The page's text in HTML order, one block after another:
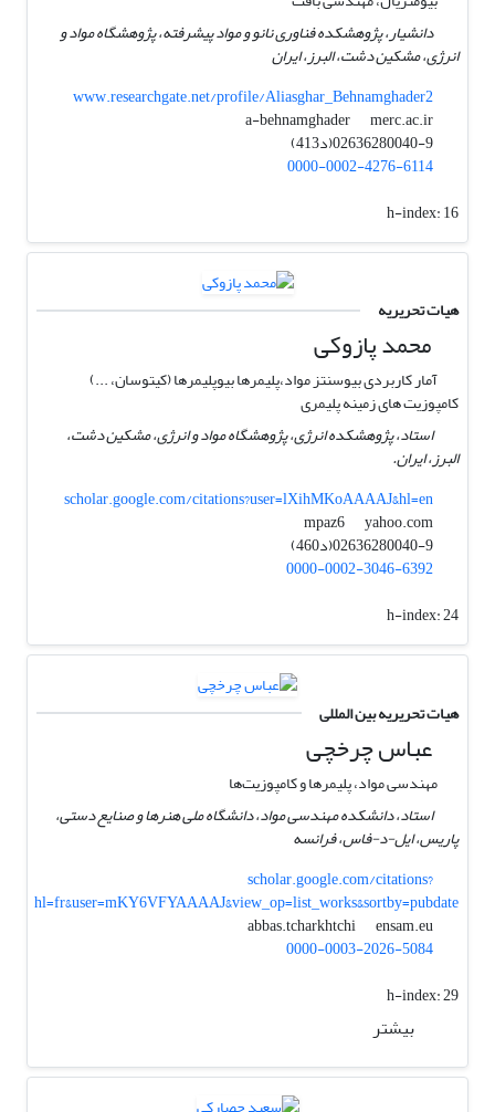
دانشیار، پژوهشکده فناوری نانو و مواد پیشرفته، پژوهشگاه مواد و
انرژی، مشکین دشت، البرز، ایران
www.researchgate.net/profile/Aliasghar_Behnamghader2
a-behnamghader
merc.ac.ir
02636280040-9(د413)
0000-0002-4276-6114
h-index:16
هیات تحریریه
محمد پازوکی
آمار کاربردی بیوسنتز مواد،پلیمرها بیوپلیمرها (کیتوسان، ...)
کامپوزیت های زمینه پلیمری
استاد، پژوهشکده انرژی، پژوهشگاه مواد و انرژی، مشکین دشت،
البرز، ایران.
scholar.google.com/citations?user=lXihMKoAAAAJ&hl=en
mpaz6
yahoo.com
02636280040-9(د460)
0000-0002-3046-6392
h-index:24
هیات تحریریه بین المللی
عباس چرخچی
مهندسی مواد، پلیمرها و کامپوزیت‌ها
استاد، دانشکده مهندسی مواد، دانشگاه ملی هنرها و صنایع دستی،
پاریس، ایل-د-فاس، فرانسه
scholar.google.com/citations?
hl=fr&user=mKY6VFYAAAAJ&view_op=list_works&sortby=pubdate
abbas.tcharkhtchi
ensam.eu
0000-0003-2026-5084
h-index:29
بیشتر